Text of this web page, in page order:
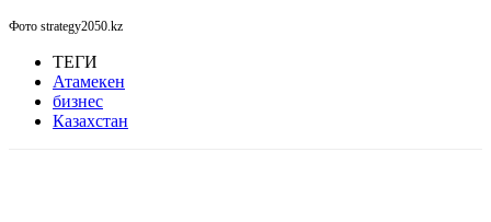
Фото strategy2050.kz
ТЕГИ
Атамекен
бизнес
Казахстан